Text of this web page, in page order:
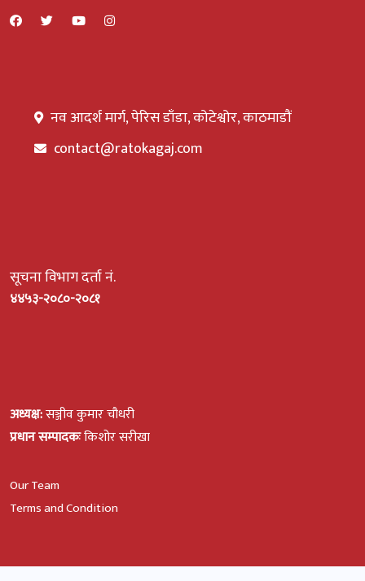
नव आदर्श मार्ग, पेरिस डाँडा, कोटेश्वोर, काठमाडौं
contact@ratokagaj.com
सूचना विभाग दर्ता नं.
४४५३-२०८०-२०८१
अध्यक्ष:सञ्जीव कुमार चौधरी
प्रधान सम्पादकःकिशोर सरीखा
Our Team
Terms and Condition